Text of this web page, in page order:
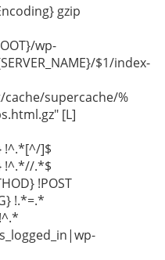
gzip
wp-
$1/index-
supercache/%
[L]
!^.*[^/]$
!^.*//.*$
!POST
!.*=.*